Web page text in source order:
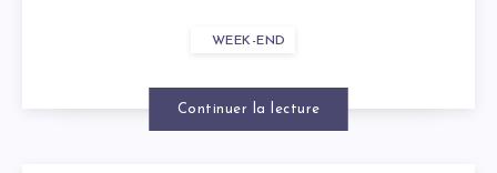
NOËL,
OCTOBRE
WEEK-END
Continuer la lecture